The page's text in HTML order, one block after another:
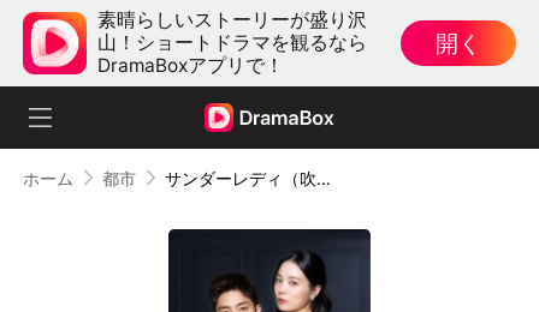
素晴らしいストーリーが盛り沢
山！ショートドラマを観るなら
DramaBoxアプリで！
開く
ホーム 都市 サンダーレディ（吹き替え）